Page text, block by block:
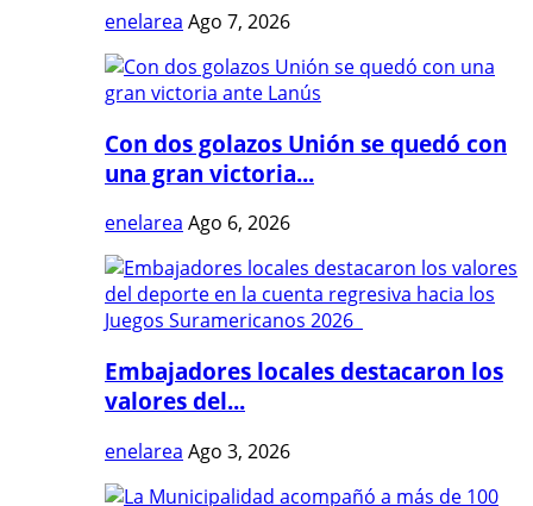
enelarea Ago 7, 2026
Con dos golazos Unión se quedó con
una gran victoria...
enelarea Ago 6, 2026
Embajadores locales destacaron los
valores del...
enelarea Ago 3, 2026